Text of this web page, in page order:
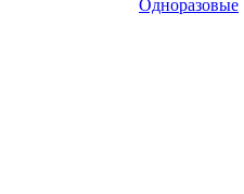
Одноразовые